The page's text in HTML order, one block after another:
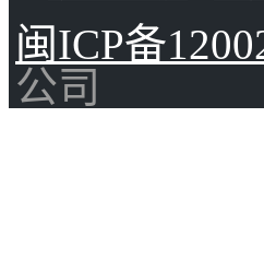
闽ICP备
公司